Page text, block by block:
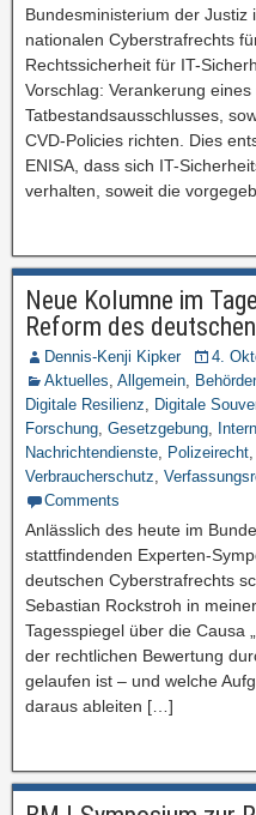
Bundesministerium der
nationalen Cyberstrafrechts
Rechtssicherheit für IT-
Vorschlag: Verankerung
Tatbestandsausschlusses,
CVD-Policies richten. Dies
ENISA, dass sich IT-
verhalten, soweit die
Neue Kolumne im
Reform des
Dennis-Kenji Kipker
4.
Aktuelles, Allgemein,
Digitale Resilienz, Digitale
Forschung, Gesetzgebung,
Nachrichtendienste, Polizeirecht,
Verbraucherschutz,
Comments
Anlässlich des heute im
stattfindenden Experten-
deutschen Cyberstrafrechts
Sebastian Rockstroh in
Tagesspiegel über die Causa
der rechtlichen Bewertung
gelaufen ist – und welche
daraus ableiten […]